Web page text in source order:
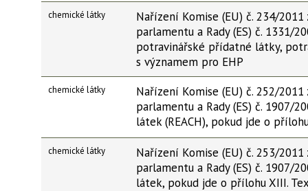
chemické látky
Nařízení Komise (EU) č. 234/
parlamentu a Rady (ES) č.
potravinářské přídatné látky,
s významem pro EHP
chemické látky
Nařízení Komise (EU) č. 252/
parlamentu a Rady (ES) č. 1907/
látek (REACH), pokud jde o
chemické látky
Nařízení Komise (EU) č. 253/
parlamentu a Rady (ES) č. 1907/
látek, pokud jde o přílohu XIII.